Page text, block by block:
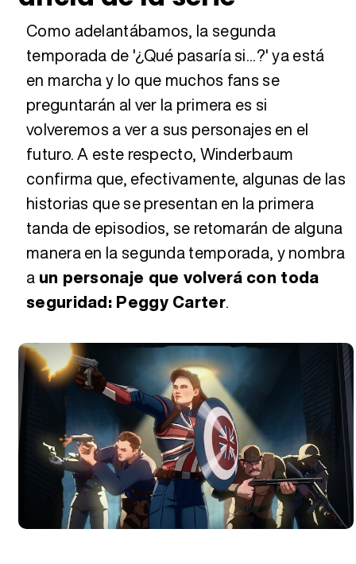
Como adelantábamos, la segunda
temporada de '¿Qué pasaría si...?' ya está
en marcha y lo que muchos fans se
preguntarán al ver la primera es si
volveremos a ver a sus personajes en el
futuro. A este respecto, Winderbaum
confirma que, efectivamente, algunas de las
historias que se presentan en la primera
tanda de episodios, se retomarán de alguna
manera en la segunda temporada, y nombra
a un personaje que volverá con toda
seguridad: Peggy Carter.